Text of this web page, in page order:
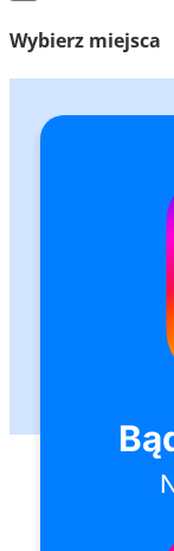
Wybierz miejsca